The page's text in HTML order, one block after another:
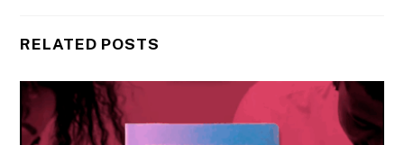
RELATED POSTS